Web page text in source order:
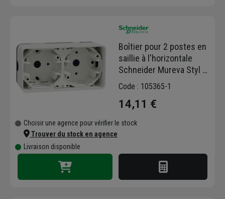
Boîtier pour 2 postes en
saillie à l'horizontale
Schneider Mureva Styl -
IP55 - IK08 - blanc RAL
Code : 105365-1
14,11 €
Choisir une agence pour vérifier le stock
Trouver du stock en agence
Livraison disponible